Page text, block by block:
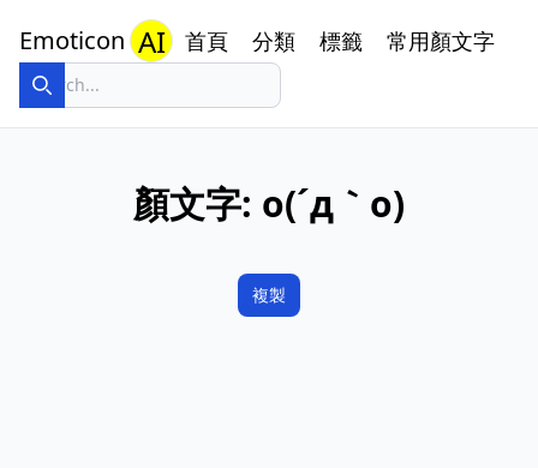
Emoticon AI 首頁 分類 標籤 常用顏文字
顏文字: o(´д｀o)
複製